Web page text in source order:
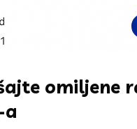
omiljene
a